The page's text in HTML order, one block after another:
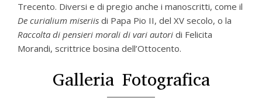
Trecento. Diversi e di pregio anche i manoscritti, come il
De curialium miseriis di Papa Pio II, del XV secolo, o la
Raccolta di pensieri morali di vari autori di Felicita
Morandi, scrittrice bosina dell’Ottocento.
Galleria Fotografica